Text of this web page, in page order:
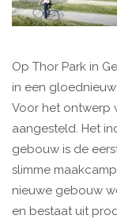
Op Thor Park in
in een
Voor het ontwerp
aangesteld. Het
gebouw is de
slimme
nieuwe gebouw
en bestaat uit